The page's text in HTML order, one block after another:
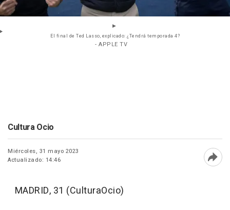
El final de Ted Lasso, explicado: ¿Tendrá temporada 4?
- APPLE TV
Cultura Ocio
Miércoles, 31 mayo 2023
Actualizado: 14:46
MADRID, 31 (CulturaOcio)